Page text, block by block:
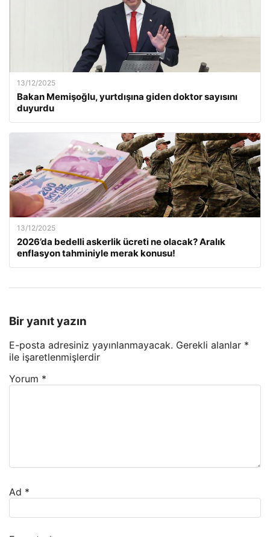
13/12/2025
Bakan Memişoğlu, yurtdışına giden doktor sayısını
duyurdu
13/12/2025
2026’da bedelli askerlik ücreti ne olacak? Aralık
enflasyon tahminiyle merak konusu!
Bir yanıt yazın
E-posta adresiniz yayınlanmayacak. Gerekli alanlar *
ile işaretlenmişlerdir
Yorum *
Ad *